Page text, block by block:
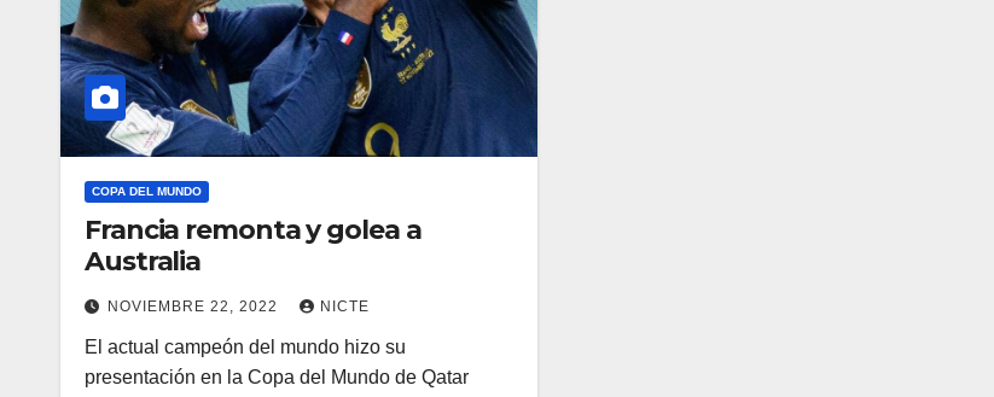
COPA DEL MUNDO
Francia remonta y golea a
Australia
NOVIEMBRE 22, 2022 NICTE
El actual campeón del mundo hizo su
presentación en la Copa del Mundo de Qatar